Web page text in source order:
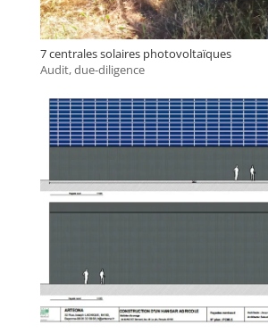
7 centrales solaires photovoltaïques
Audit, due-diligence